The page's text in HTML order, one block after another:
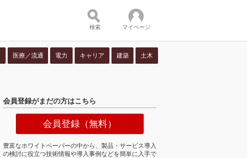
検索 マイページ
医療／流通 電力 キャリア 建築 土木
会員登録がまだの方はこちら
会員登録（無料）
豊富なホワイトペーパーの中から、製品・サービス導入
の検討に役立つ技術情報や導入事例などを簡単に入手で